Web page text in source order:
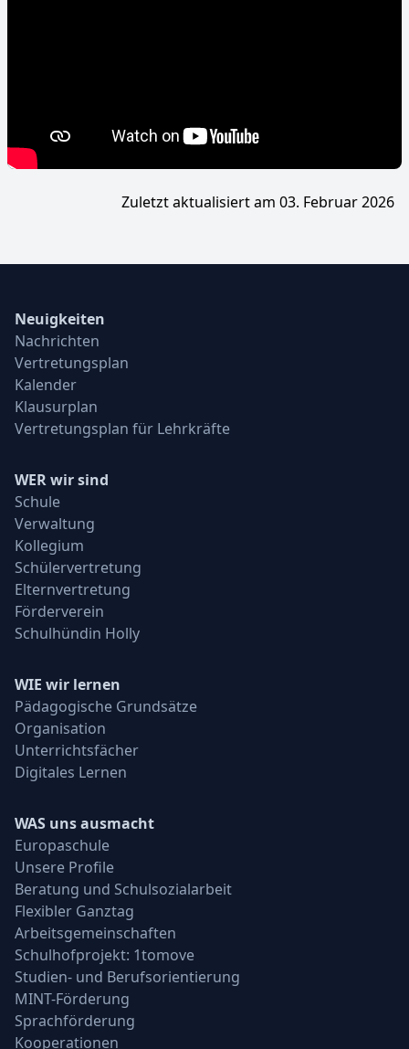
Zuletzt aktualisiert am 03. Februar 2026
Neuigkeiten
Nachrichten
Vertretungsplan
Kalender
Klausurplan
Vertretungsplan für Lehrkräfte
WER wir sind
Schule
Verwaltung
Kollegium
Schülervertretung
Elternvertretung
Förderverein
Schulhündin Holly
WIE wir lernen
Pädagogische Grundsätze
Organisation
Unterrichtsfächer
Digitales Lernen
WAS uns ausmacht
Europaschule
Unsere Profile
Beratung und Schulsozialarbeit
Flexibler Ganztag
Arbeitsgemeinschaften
Schulhofprojekt: 1tomove
Studien- und Berufsorientierung
MINT-Förderung
Sprachförderung
Kooperationen